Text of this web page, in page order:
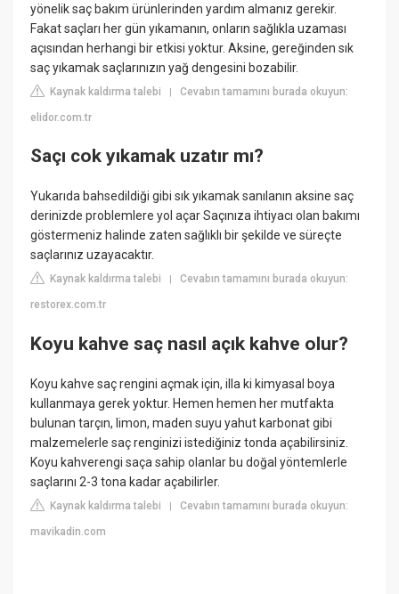
yönelik saç bakım ürünlerinden yardım almanız gerekir.
Fakat saçları her gün yıkamanın, onların sağlıkla uzaması
açısından herhangi bir etkisi yoktur. Aksine, gereğinden sık
saç yıkamak saçlarınızın yağ dengesini bozabilir.
Kaynak kaldırma talebi |Cevabın tamamını burada okuyun:
elidor.com.tr
Saçı cok yıkamak uzatır mı?
Yukarıda bahsedildiği gibi sık yıkamak sanılanın aksine saç
derinizde problemlere yol açar Saçınıza ihtiyacı olan bakımı
göstermeniz halinde zaten sağlıklı bir şekilde ve süreçte
saçlarınız uzayacaktır.
Kaynak kaldırma talebi |Cevabın tamamını burada okuyun:
restorex.com.tr
Koyu kahve saç nasıl açık kahve olur?
Koyu kahve saç rengini açmak için, illa ki kimyasal boya
kullanmaya gerek yoktur. Hemen hemen her mutfakta
bulunan tarçın, limon, maden suyu yahut karbonat gibi
malzemelerle saç renginizi istediğiniz tonda açabilirsiniz.
Koyu kahverengi saça sahip olanlar bu doğal yöntemlerle
saçlarını 2-3 tona kadar açabilirler.
Kaynak kaldırma talebi |Cevabın tamamını burada okuyun:
mavikadin.com